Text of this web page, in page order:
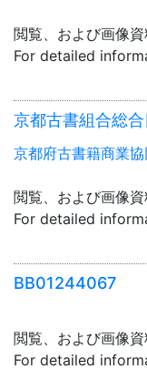
閲覧、および画像
For detailed
京都古書組合総
京都府古書籍商業
閲覧、および画像
For detailed
BB01244067
閲覧、および画像
For detailed